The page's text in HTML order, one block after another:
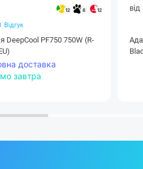
12 8 12
Відгук
DeepCool PF750 750W (R-
доставка
завтра
від